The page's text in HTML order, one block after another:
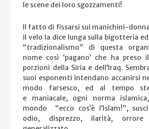
le scene dei loro sgozzamenti!
Il fatto di fissarsi sui manichini-
il velo la dice lunga sulla bigotteria
“tradizionalismo” di questa
nome così ‘pagano’ che ha
porzioni della Siria e dell’Iraq.
suoi esponenti intendano accanirsi
modo farsesco, ed al tempo
e maniacale, ogni norma
mondo “ecco cos’è l’Islam!”,
odio, disprezzo, ilarità,